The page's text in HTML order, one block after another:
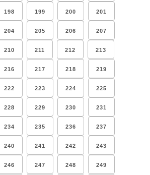
198 199 200 201
204 205 206 207
210 211 212 213
216 217 218 219
222 223 224 225
228 229 230 231
234 235 236 237
240 241 242 243
246 247 248 249